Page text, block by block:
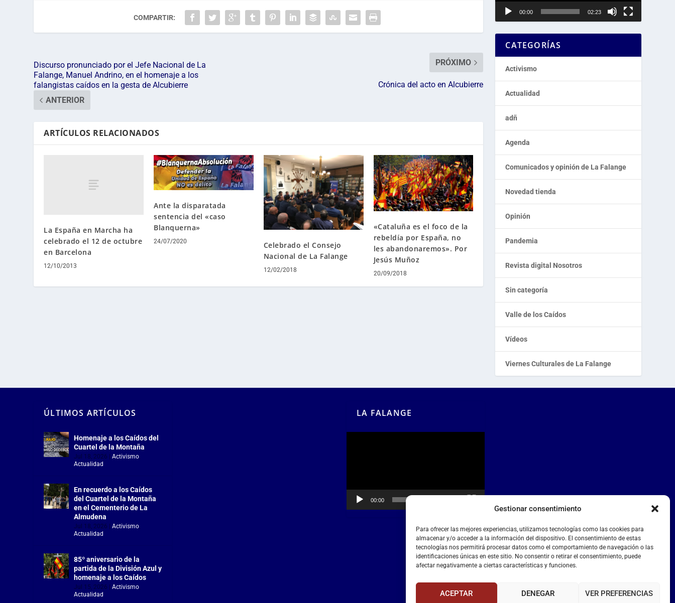
Gestionar consentimiento
Para ofrecer las mejores experiencias, utilizamos tecnologías como las cookies para
almacenar y/o acceder a la información del dispositivo. El consentimiento de estas
tecnologías nos permitirá procesar datos como el comportamiento de navegación o las
identificaciones únicas en este sitio. No consentir o retirar el consentimiento, puede
afectar negativamente a ciertas características y funciones.
ACEPTAR DENEGAR VER PREFERENCIAS
COMPARTIR:
Discurso pronunciado por el Jefe Nacional de La
Falange, Manuel Andrino, en el homenaje a los
falangistas caídos en la gesta de Alcubierre
ANTERIOR
PRÓXIMO
Crónica del acto en Alcubierre
ARTÍCULOS RELACIONADOS
La España en Marcha ha
celebrado el 12 de octubre
en Barcelona
12/10/2013
Ante la disparatada
sentencia del «caso
Blanquerna»
24/07/2020
Celebrado el Consejo
Nacional de La Falange
12/02/2018
«Cataluña es el foco de la
rebeldía por España, no
les abandonaremos». Por
Jesús Muñoz
20/09/2018
00:00 02:23
CATEGORÍAS
Activismo
Actualidad
adñ
Agenda
Comunicados y opinión de La Falange
Novedad tienda
Opinión
Pandemia
Revista digital Nosotros
Sin categoría
Valle de los Caídos
Vídeos
Viernes Culturales de La Falange
ÚLTIMOS ARTÍCULOS
Homenaje a los Caídos del
Cuartel de la Montaña
Jul 18, 2026 |Activismo,
Actualidad
En recuerdo a los Caídos
del Cuartel de la Montaña
en el Cementerio de La
Almudena
Jul 18, 2026 |Activismo,
Actualidad
85º aniversario de la
partida de la División Azul y
homenaje a los Caídos
Jul 15, 2026 |Activismo,
Actualidad
LA FALANGE
00:00